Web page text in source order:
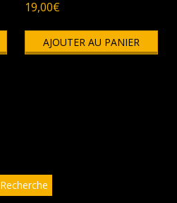
Ce
a
sur
la
19,00€
AJOUTER AU PANIER
Recherche